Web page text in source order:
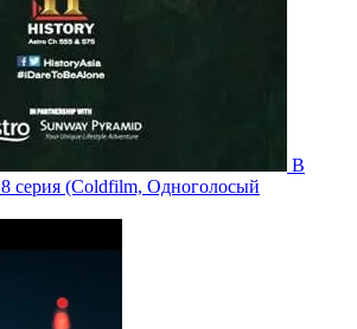
В
8 серия (Coldfilm, Одноголосый